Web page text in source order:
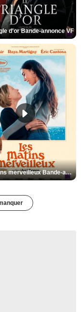
d'or Bande-annonce VF
Les Matins merveilleux Bande-annonce VF